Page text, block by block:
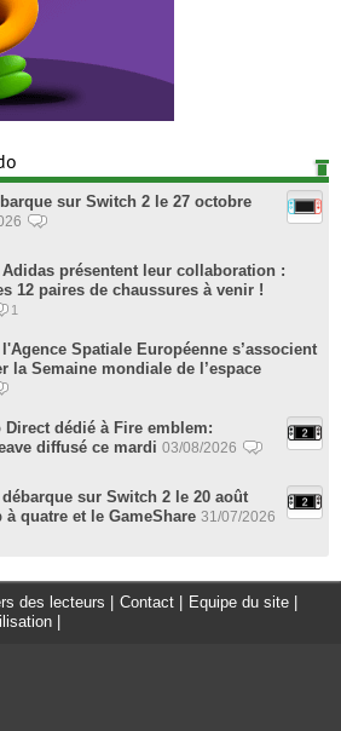
sur Switch 2 le 27 octobre
Adidas présentent leur collaboration :
12 paires de chaussures à venir !
1
Spatiale Européenne s’associent
la Semaine mondiale de l’espace
Direct dédié à Fire emblem:
diffusé ce mardi 03/08/2026
sur Switch 2 le 20 août
à quatre et le GameShare 31/07/2026
des lecteurs Contact Equipe du site